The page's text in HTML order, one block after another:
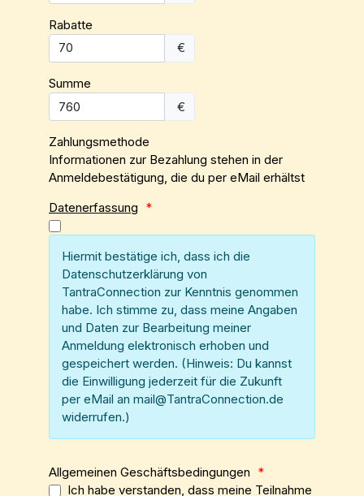
Rabatte
€
Summe
€
Zahlungsmethode
Informationen zur Bezahlung stehen in der
Anmeldebestätigung, die du per eMail erhältst
Datenerfassung *
Hiermit bestätige ich, dass ich die
Datenschutzerklärung von
TantraConnection zur Kenntnis genommen
habe. Ich stimme zu, dass meine Angaben
und Daten zur Bearbeitung meiner
Anmeldung elektronisch erhoben und
gespeichert werden. (Hinweis: Du kannst
die Einwilligung jederzeit für die Zukunft
per eMail an mail@TantraConnection.de
widerrufen.)
Allgemeinen Geschäftsbedingungen *
Ich habe verstanden, dass meine Teilnahme